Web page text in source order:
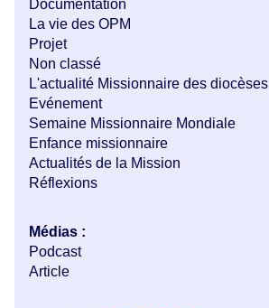
Documentation
La vie des OPM
Projet
Non classé
L'actualité Missionnaire des diocèses
Evénement
Semaine Missionnaire Mondiale
Enfance missionnaire
Actualités de la Mission
Réflexions
Médias :
Podcast
Article